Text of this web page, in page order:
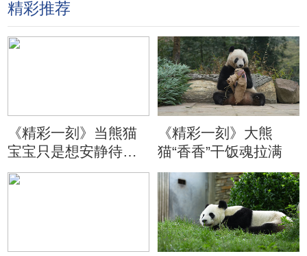
精彩推荐
《精彩一刻》当熊猫
宝宝只是想安静待会
儿
《精彩一刻》大熊
猫“香香”干饭魂拉满